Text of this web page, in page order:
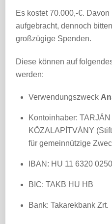
Es kostet 70.000,-€.
aufgebracht, dennoch
großzügige Spenden.
Diese können auf
werden:
Verwendungszweck
Kontoinhaber:
KÖZALAPÍTVÁNY
für gemeinnützige
IBAN: HU 11 6320
BIC: TAKB HU HB
Bank: Takarekbank Zrt.